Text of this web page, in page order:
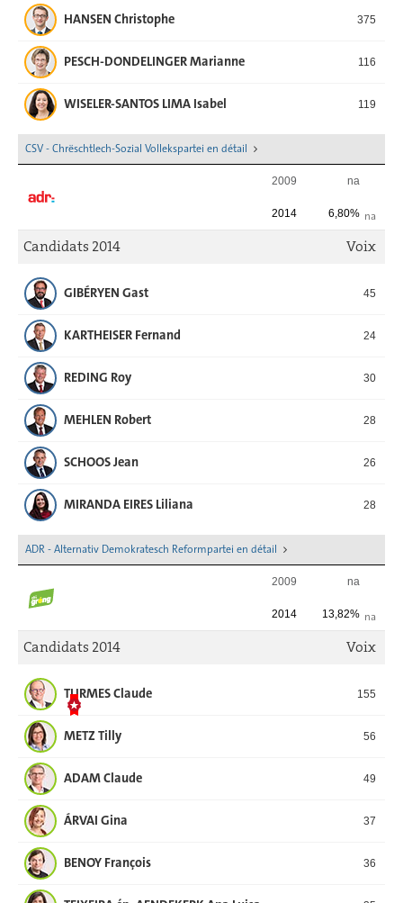
HANSEN Christophe 375
PESCH-DONDELINGER Marianne 116
WISELER-SANTOS LIMA Isabel 119
CSV - Chrëschtlech-Sozial Vollekspartei en détail
2009 na
na
2014 6,80%
Candidats 2014 Voix
GIBÉRYEN Gast 45
KARTHEISER Fernand 24
REDING Roy 30
MEHLEN Robert 28
SCHOOS Jean 26
MIRANDA EIRES Liliana 28
ADR - Alternativ Demokratesch Reformpartei en détail
2009 na
na
2014 13,82%
Candidats 2014 Voix
TURMES Claude 155
METZ Tilly 56
ADAM Claude 49
ÁRVAI Gina 37
BENOY François 36